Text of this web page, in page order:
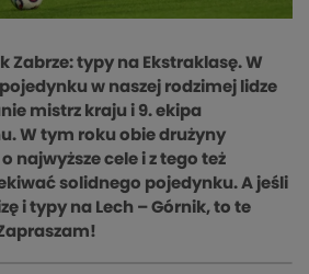
Zabrze: typy na Ekstraklasę. W
w naszej rodzimej lidze
mistrz kraju i 9. ekipa
W tym roku obie drużyny
najwyższe cele i z tego też
solidnego pojedynku. A jeśli
i typy na Lech – Górnik, to te